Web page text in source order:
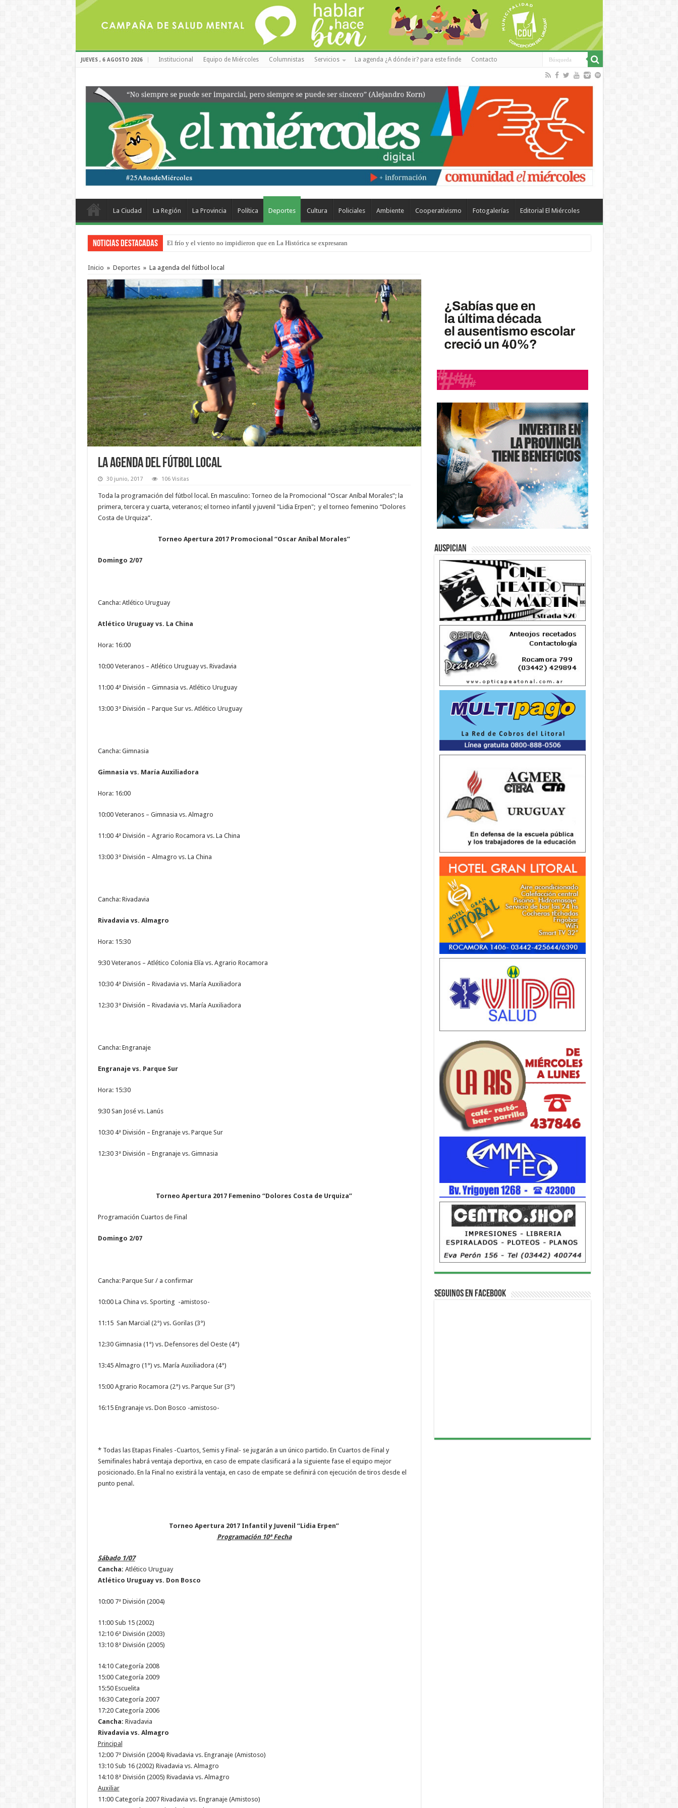
JUEVES , 6 AGOSTO 2026 Institucional Equipo de Miércoles Columnistas Servicios La agenda ¿A dónde ir? para este finde Contacto
La Ciudad La Región La Provincia Política Deportes Cultura Policiales Ambiente Cooperativismo Fotogalerías Editorial El Miércoles
Noticias Destacadas El frío y el viento no impidieron que en La Histórica se expresaran
Inicio » Deportes » La agenda del fútbol local
La agenda del fútbol local
30 junio, 2017 106 Visitas
Toda la programación del fútbol local. En masculino: Torneo de la Promocional “Oscar Aníbal Morales”; la
primera, tercera y cuarta, veteranos; el torneo infantil y juvenil "Lidia Erpen"; y el torneo femenino “Dolores
Costa de Urquiza”.
Torneo Apertura 2017 Promocional “Oscar Aníbal Morales”
Domingo 2/07
Cancha: Atlético Uruguay
Atlético Uruguay vs. La China
Hora: 16:00
10:00 Veteranos – Atlético Uruguay vs. Rivadavia
11:00 4ª División – Gimnasia vs. Atlético Uruguay
13:00 3ª División – Parque Sur vs. Atlético Uruguay
Cancha: Gimnasia
Gimnasia vs. María Auxiliadora
Hora: 16:00
10:00 Veteranos – Gimnasia vs. Almagro
11:00 4ª División – Agrario Rocamora vs. La China
13:00 3ª División – Almagro vs. La China
Cancha: Rivadavia
Rivadavia vs. Almagro
Hora: 15:30
9:30 Veteranos – Atlético Colonia Elía vs. Agrario Rocamora
10:30 4ª División – Rivadavia vs. María Auxiliadora
12:30 3ª División – Rivadavia vs. María Auxiliadora
Cancha: Engranaje
Engranaje vs. Parque Sur
Hora: 15:30
9:30 San José vs. Lanús
10:30 4ª División – Engranaje vs. Parque Sur
12:30 3ª División – Engranaje vs. Gimnasia
Torneo Apertura 2017 Femenino “Dolores Costa de Urquiza”
Programación Cuartos de Final
Domingo 2/07
Cancha: Parque Sur / a confirmar
10:00 La China vs. Sporting -amistoso-
11:15 San Marcial (2°) vs. Gorilas (3°)
12:30 Gimnasia (1°) vs. Defensores del Oeste (4°)
13:45 Almagro (1°) vs. María Auxiliadora (4°)
15:00 Agrario Rocamora (2°) vs. Parque Sur (3°)
16:15 Engranaje vs. Don Bosco -amistoso-
* Todas las Etapas Finales -Cuartos, Semis y Final- se jugarán a un único partido. En Cuartos de Final y
Semifinales habrá ventaja deportiva, en caso de empate clasificará a la siguiente fase el equipo mejor
posicionado. En la Final no existirá la ventaja, en caso de empate se definirá con ejecución de tiros desde el
punto penal.
Torneo Apertura 2017 Infantil y Juvenil “Lidia Erpen”
Programación 10ª Fecha
Sábado 1/07
Cancha: Atlético Uruguay
Atlético Uruguay vs. Don Bosco
10:00 7ª División (2004)
11:00 Sub 15 (2002)
12:10 6ª División (2003)
13:10 8ª División (2005)
14:10 Categoría 2008
15:00 Categoría 2009
15:50 Escuelita
16:30 Categoría 2007
17:20 Categoría 2006
Cancha: Rivadavia
Rivadavia vs. Almagro
Principal
12:00 7ª División (2004) Rivadavia vs. Engranaje (Amistoso)
13:10 Sub 16 (2002) Rivadavia vs. Almagro
14:10 8ª División (2005) Rivadavia vs. Almagro
Auxiliar
11:00 Categoría 2007 Rivadavia vs. Engranaje (Amistoso)
Auspician
Seguinos en Facebook